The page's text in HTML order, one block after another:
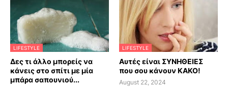
LIFESTYLE
Δες τι άλλο μπορείς να
κάνεις στο σπίτι με μία
μπάρα σαπουνιού...
LIFESTYLE
Αυτές είναι ΣΥΝΗΘΕΙΕΣ
που σου κάνουν ΚΑΚΟ!
August 22, 2024